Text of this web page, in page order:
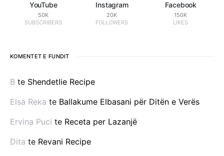
YouTube
50K
SUBSCRIBERS
Instagram
20K
FOLLOWERS
Facebook
150K
LIKES
KOMENTET E FUNDIT
B te Shendetlie Recipe
Elsa Reka te Ballakume Elbasani për Ditën e Verës
Ervina Puci te Receta per Lazanjë
Dita te Revani Recipe